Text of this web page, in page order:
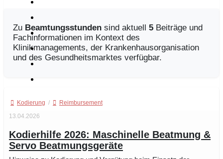
Zu Beamtungsstunden sind aktuell 5 Beiträge und
Fachinformationen im Kontext des
Klinikmanagements, der Krankenhausorganisation
und des Gesundheitsmarktes verfügbar.
Kodierung /
Reimbursement
13.04.2026
Kodierhilfe 2026: Maschinelle Beatmung &
Servo Beatmungsgeräte